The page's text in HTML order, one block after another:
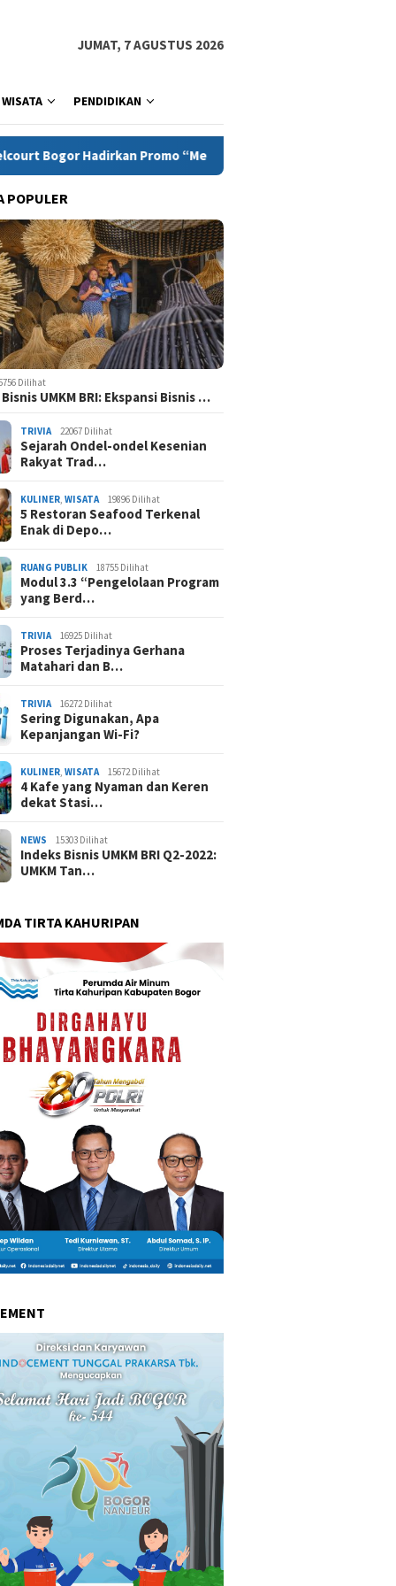
JUMAT, 7 AGUSTUS 2026
WISATA PENDIDIKAN
“Merdeka Escape”, memperingati Bulan Kemerdekaan
POPULER
Dilihat
UMKM BRI: Ekspansi Bisnis …
TRIVIA 22067 Dilihat
Sejarah Ondel-ondel Kesenian
Rakyat Trad…
KULINER ,WISATA 19896 Dilihat
5 Restoran Seafood Terkenal
Enak di Depo…
RUANG PUBLIK 18755 Dilihat
Modul 3.3 “Pengelolaan Program
yang Berd…
TRIVIA 16925 Dilihat
Proses Terjadinya Gerhana
Matahari dan B…
TRIVIA 16272 Dilihat
Sering Digunakan, Apa
Kepanjangan Wi-Fi?
KULINER ,WISATA 15672 Dilihat
4 Kafe yang Nyaman dan Keren
dekat Stasi…
NEWS 15303 Dilihat
Indeks Bisnis UMKM BRI Q2-2022:
UMKM Tan…
TIRTA KAHURIPAN